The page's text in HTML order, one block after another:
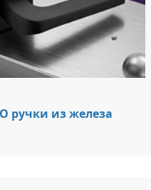
ручки из железа